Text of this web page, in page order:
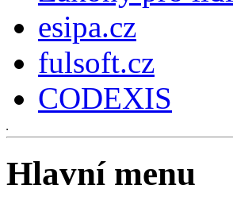
esipa.cz
fulsoft.cz
CODEXIS
Hlavní menu